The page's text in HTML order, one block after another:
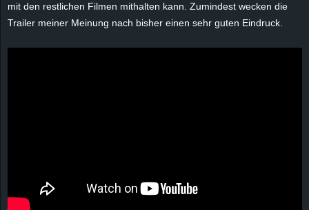
mit den restlichen Filmen mithalten kann. Zumindest wecken die
Trailer meiner Meinung nach bisher einen sehr guten Eindruck.